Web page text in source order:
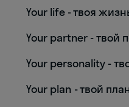
Your life - твоя
Your partner - твой
Your personality -
Your plan - твой